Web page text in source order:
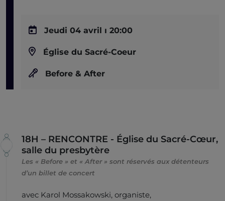
Jeudi 04 avril ı 20:00
Église du Sacré-Coeur
Before & After
18H – RENCONTRE - Église du Sacré-Cœur,
salle du presbytère
Les « Before » et « After » sont réservés aux détenteurs
d’un billet de concert
avec Karol Mossakowski, organiste,